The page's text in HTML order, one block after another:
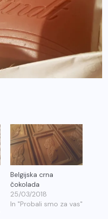
Belgijska crna
čokolada
25/03/2018
In "Probali smo za vas"